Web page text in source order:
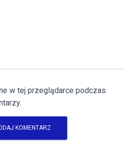
w tej przeglądarce podczas